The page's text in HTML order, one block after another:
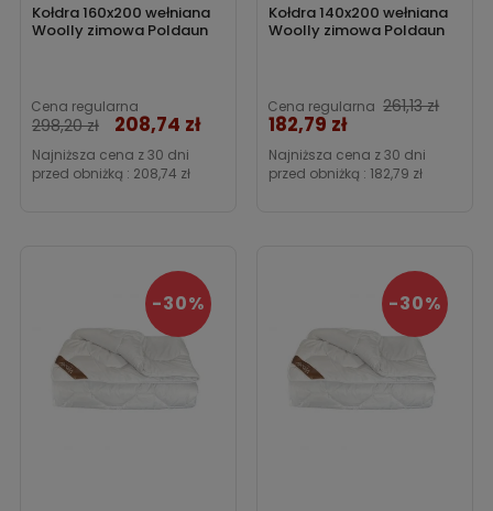
Kołdra 160x200 wełniana
Woolly zimowa Poldaun
Cena regularna
298,20 zł Cena
208,74 zł
Najniższa cena z 30 dni
przed obniżką : 208,74 zł
Kołdra 140x200 wełniana
Woolly zimowa Poldaun
Cena regularna 261,13 zł
182,79 zł
Najniższa cena z 30 dni
przed obniżką : 182,79 zł
-30% -30%